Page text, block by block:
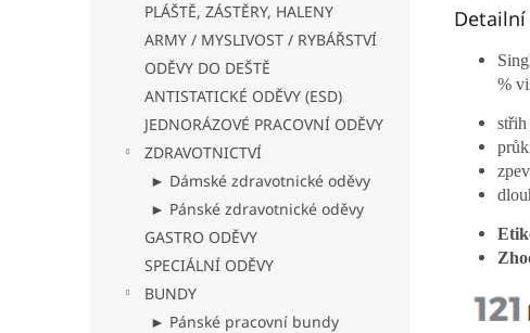
PLÁŠTĚ, ZÁSTĚRY, HALENY
ARMY / MYSLIVOST / RYBÁŘSTVÍ
ODĚVY DO DEŠTĚ
ANTISTATICKÉ ODĚVY (ESD)
JEDNORÁZOVÉ PRACOVNÍ ODĚVY
ZDRAVOTNICTVÍ
► Dámské zdravotnické oděvy
► Pánské zdravotnické oděvy
GASTRO ODĚVY
SPECIÁLNÍ ODĚVY
BUNDY
► Pánské pracovní bundy
%